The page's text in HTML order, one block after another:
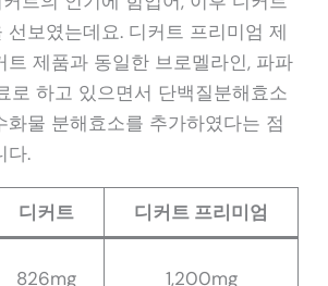
선보였는데요. 디커트 프리미엄 제
트 제품과 동일한 브로멜라인, 파파
로 하고 있으면서 단백질분해효소
화물 분해효소를 추가하였다는 점
다.
디커트 디커트 프리미엄
826mg 1,200mg